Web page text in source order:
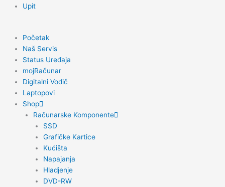
Upit
Početak
Naš Servis
Status Uređaja
mojRačunar
Digitalni Vodič
Laptopovi
Shop
Računarske Komponente
SSD
Grafičke Kartice
Kućišta
Napajanja
Hladjenje
DVD-RW